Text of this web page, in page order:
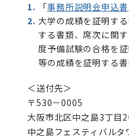
「事務所説明会申込書
大学の成績を証明す
する書類、席次に関
度予備試験の合格を
等の成績を証明する
＜送付先＞
〒530－0005
大阪市北区中之島3丁目
中之島フェスティバル